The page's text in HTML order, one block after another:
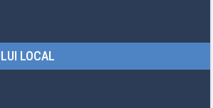
LOCAL